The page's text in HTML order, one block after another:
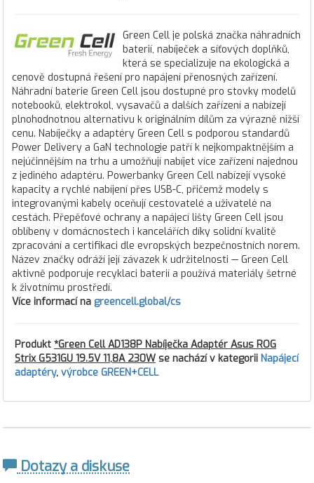
Green Cell je polská značka náhradních
baterií, nabíječek a síťových doplňků,
která se specializuje na ekologická a
cenově dostupná řešení pro napájení přenosných zařízení.
Náhradní baterie Green Cell jsou dostupné pro stovky modelů
notebooků, elektrokol, vysavačů a dalších zařízení a nabízejí
plnohodnotnou alternativu k originálním dílům za výrazně nižší
cenu. Nabíječky a adaptéry Green Cell s podporou standardů
Power Delivery a GaN technologie patří k nejkompaktnějším a
nejúčinnějším na trhu a umožňují nabíjet více zařízení najednou
z jediného adaptéru. Powerbanky Green Cell nabízejí vysoké
kapacity a rychlé nabíjení přes USB-C, přičemž modely s
integrovanými kabely oceňují cestovatelé a uživatelé na
cestách. Přepěťové ochrany a napájecí lišty Green Cell jsou
oblíbeny v domácnostech i kancelářích díky solidní kvalitě
zpracování a certifikaci dle evropských bezpečnostních norem.
Název značky odráží její závazek k udržitelnosti — Green Cell
aktivně podporuje recyklaci baterií a používá materiály šetrné
k životnímu prostředí.
Více informací na greencell.global/cs
Produkt *Green Cell AD138P Nabíječka Adaptér Asus ROG
Strix G531GU 19.5V 11,8A 230W se nachází v kategorii Napájecí
adaptéry, výrobce GREEN+CELL
Dotazy a diskuse